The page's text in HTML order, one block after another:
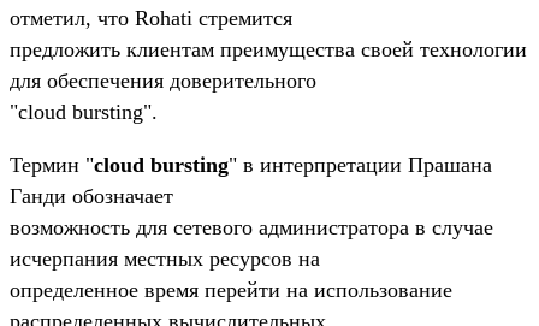
отметил, что Rohati стремится
предложить клиентам преимущества своей технологии
для обеспечения доверительного
"cloud bursting".
Термин "cloud bursting" в интерпретации Прашана
Ганди обозначает
возможность для сетевого администратора в случае
исчерпания местных ресурсов на
определенное время перейти на использование
распределенных вычислительных